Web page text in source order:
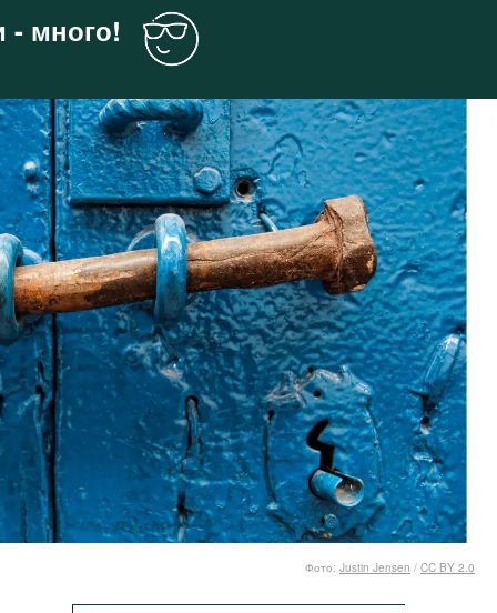
- много!
Фото: Justin Jensen / CC BY 2.0